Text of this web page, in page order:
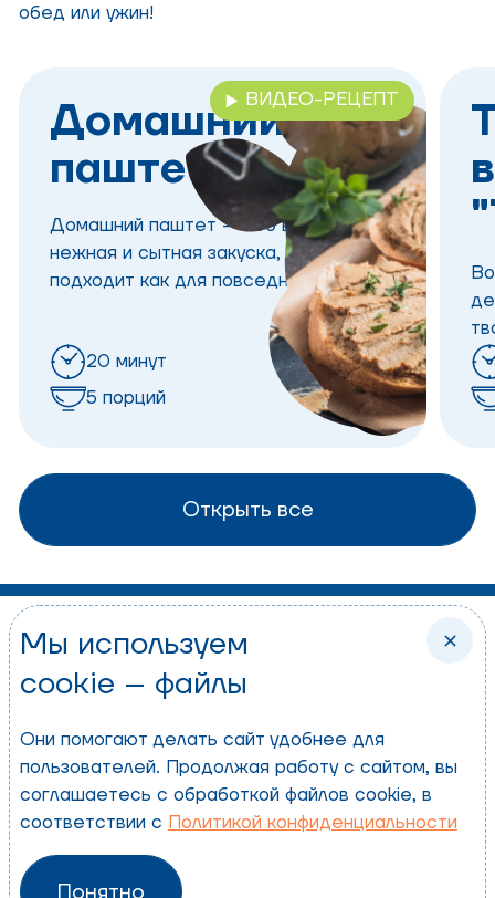
обед или ужин!
Домашний
паштет
Домашний паштет — это вкусная,
нежная и сытная закуска, которая
подходит как для повседневного, так
и для праздничного стола.
20 минут
5 порций
ВИДЕО-РЕЦЕПТ
15
Открыть все
Политика конфиденциальности
Пользовательское соглашение
Мы используем
cookie – файлы
Они помогают делать сайт удобнее для
пользователей. Продолжая работу с сайтом, вы
соглашаетесь с обработкой файлов cookie, в
соответствии с Политикой конфиденциальности
Понятно